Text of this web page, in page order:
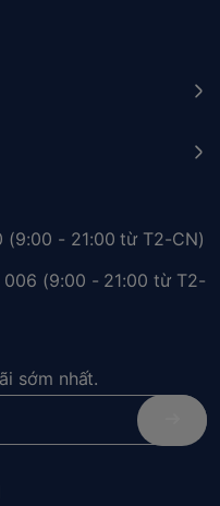
(9:00 - 21:00 từ T2-CN)
006 (9:00 - 21:00 từ T2-
sớm nhất.